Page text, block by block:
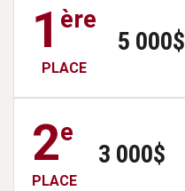
1 ère
PLACE
5 000$
2e
PLACE
3 000$